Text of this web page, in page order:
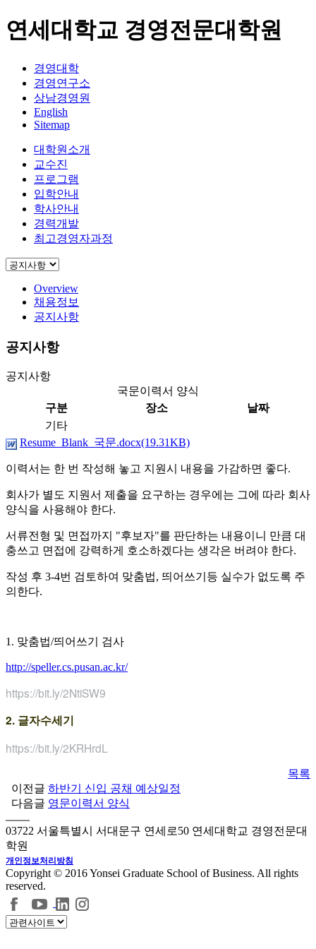
연세대학교 경영전문대학원
경영대학
경영연구소
상남경영원
English
Sitemap
대학원소개
교수진
프로그램
입학안내
학사안내
경력개발
최고경영자과정
Overview
채용정보
공지사항
공지사항
공지사항
국문이력서 양식
구분
장소
날짜
기타
Resume_Blank_국문.docx(19.31KB)
이력서는 한 번 작성해 놓고 지원시 내용을 가감하면 좋다.
회사가 별도 지원서 제출을 요구하는 경우에는 그에 따라 회사
양식을 사용해야 한다.
서류전형 및 면접까지 "후보자"를 판단하는 내용이니 만큼 대
충쓰고 면접에 강력하게 호소하겠다는 생각은 버려야 한다.
작성 후 3-4번 검토하여 맞춤법, 띄어쓰기등 실수가 없도록 주
의한다.
1. 맞춤법/띄어쓰기 검사
http://speller.cs.pusan.ac.kr/
https://bit.ly/2NtiSW9
2. 글자수세기
https://bit.ly/2KRHrdL
목록
이전글 하반기 신입 공채 예상일정
다음글 영문이력서 양식
03722 서울특별시 서대문구 연세로50 연세대학교 경영전문대
학원
개인정보처리방침
Copyright © 2016 Yonsei Graduate School of Business. All rights
reserved.